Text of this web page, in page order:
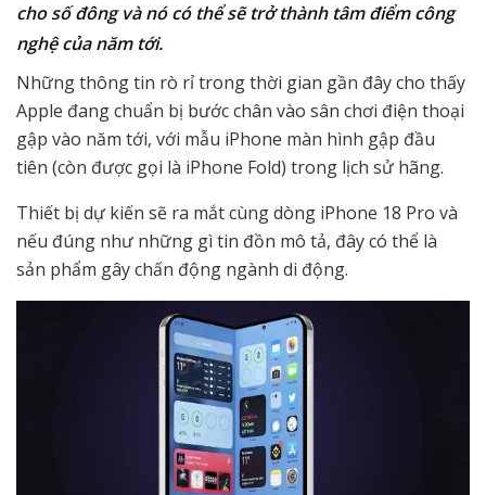
cho số đông và nó có thể sẽ trở thành tâm điểm công
nghệ của năm tới.
Những thông tin rò rỉ trong thời gian gần đây cho thấy
Apple đang chuẩn bị bước chân vào sân chơi điện thoại
gập vào năm tới, với mẫu iPhone màn hình gập đầu
tiên (còn được gọi là iPhone Fold) trong lịch sử hãng.
Thiết bị dự kiến sẽ ra mắt cùng dòng iPhone 18 Pro và
nếu đúng như những gì tin đồn mô tả, đây có thể là
sản phẩm gây chấn động ngành di động.